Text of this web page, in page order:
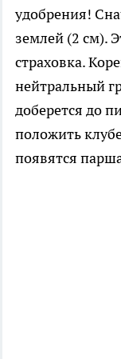
удобрения!
землей (2 см).
страховка.
нейтральный
доберется до
положить
появятся